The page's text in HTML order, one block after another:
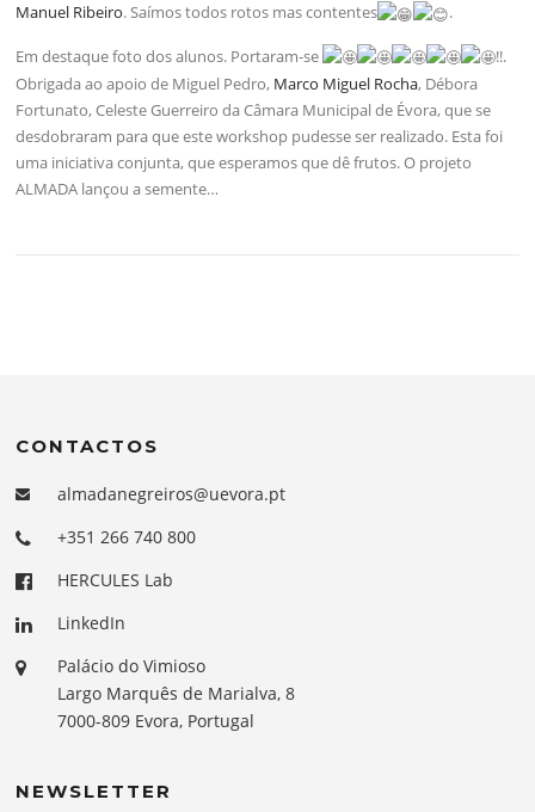
Manuel Ribeiro. Saímos todos rotos mas contentes .
Em destaque foto dos alunos. Portaram-se
!!.
Obrigada ao apoio de Miguel Pedro, Marco Miguel Rocha, Débora
Fortunato, Celeste Guerreiro da Câmara Municipal de Évora, que se
desdobraram para que este workshop pudesse ser realizado. Esta foi
uma iniciativa conjunta, que esperamos que dê frutos. O projeto
ALMADA lançou a semente…
CONTACTOS
almadanegreiros@uevora.pt
+351 266 740 800
HERCULES Lab
LinkedIn
Palácio do Vimioso
Largo Marquês de Marialva, 8
7000-809 Evora, Portugal
NEWSLETTER